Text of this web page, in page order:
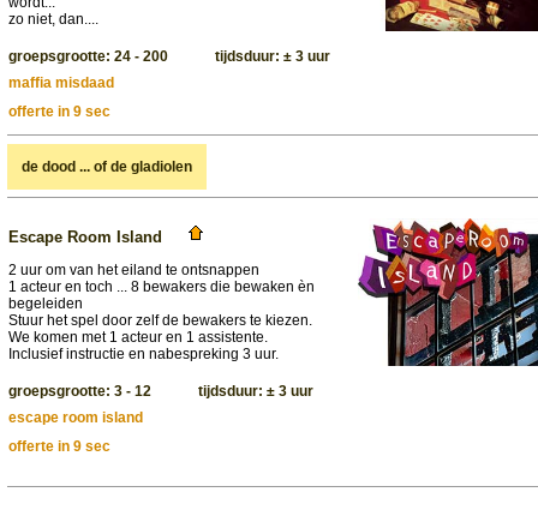
zo niet, dan....
groepsgrootte: 24 - 200 tijdsduur: ± 3 uur
maffia misdaad
offerte in 9 sec
de dood ... of de gladiolen
Escape Room Island
2 uur om van het eiland te ontsnappen
1 acteur en toch ... 8 bewakers die bewaken èn
begeleiden
Stuur het spel door zelf de bewakers te kiezen.
We komen met 1 acteur en 1 assistente.
Inclusief instructie en nabespreking 3 uur.
groepsgrootte: 3 - 12 tijdsduur: ± 3 uur
escape room island
offerte in 9 sec